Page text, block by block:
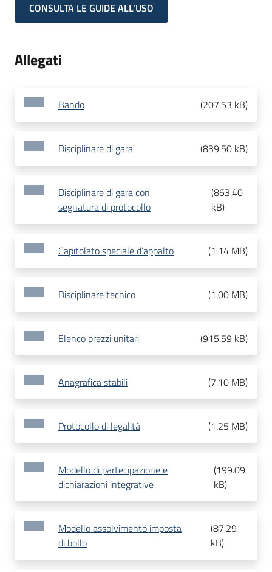
CONSULTA LE GUIDE ALL'USO
Allegati
Bando (207.53 kB)
Disciplinare di gara (839.50 kB)
Disciplinare di gara con
segnatura di protocollo
(863.40
kB)
Capitolato speciale d’appalto (1.14 MB)
Disciplinare tecnico (1.00 MB)
Elenco prezzi unitari (915.59 kB)
Anagrafica stabili (7.10 MB)
Protocollo di legalità (1.25 MB)
Modello di partecipazione e
dichiarazioni integrative
(199.09
kB)
Modello assolvimento imposta
di bollo
(87.29
kB)